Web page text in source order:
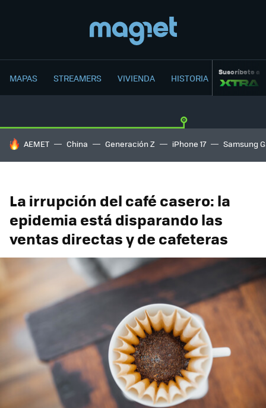
MAPAS STREAMERS VIVIENDA HISTORIA Suscríbete a
HOY SE HABLA DE
AEMET China Generación Z iPhone 17 Samsung
La irrupción del café casero: la
epidemia está disparando las
ventas directas y de cafeteras